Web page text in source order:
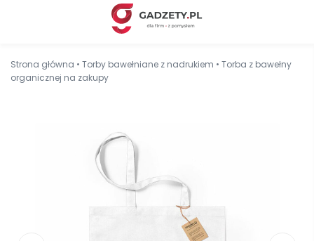
Strona główna • Torby bawełniane z nadrukiem • Torba z bawełny
organicznej na zakupy